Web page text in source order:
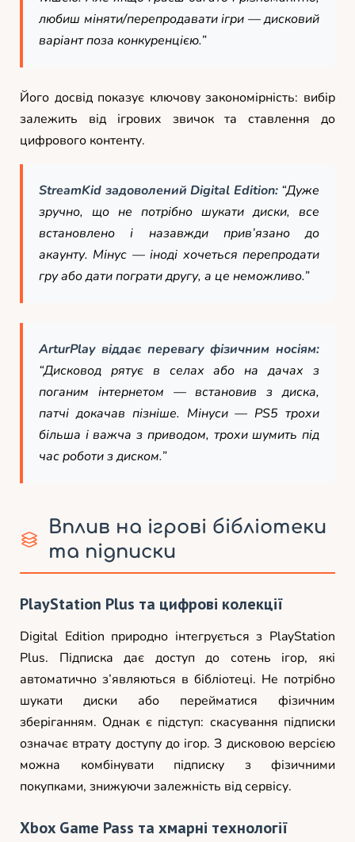
любиш міняти/перепродавати ігри — дисковий
варіант поза конкуренцією.”
Його досвід показує ключову закономірність: вибір
залежить від ігрових звичок та ставлення до
цифрового контенту.
StreamKid задоволений Digital Edition:“Дуже
зручно, що не потрібно шукати диски, все
встановлено і назавжди прив’язано до
акаунту. Мінус — іноді хочеться перепродати
гру або дати пограти другу, а це неможливо.”
ArturPlay віддає перевагу фізичним носіям:
“Дисковод рятує в селах або на дачах з
поганим інтернетом — встановив з диска,
патчі докачав пізніше. Мінуси — PS5 трохи
більша і важча з приводом, трохи шумить під
час роботи з диском.”
Вплив на ігрові бібліотеки
та підписки
PlayStation Plus та цифрові колекції
Digital Edition природно інтегрується з PlayStation
Plus. Підписка дає доступ до сотень ігор, які
автоматично з’являються в бібліотеці. Не потрібно
шукати диски або перейматися фізичним
зберіганням. Однак є підступ: скасування підписки
означає втрату доступу до ігор. З дисковою версією
можна комбінувати підписку з фізичними
покупками, знижуючи залежність від сервісу.
Xbox Game Pass та хмарні технології